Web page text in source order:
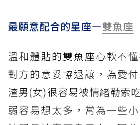
最願意配合的星座—雙魚座
溫和體貼的雙魚座心軟不
對方的意妥協退讓，為愛
渣男(女)很容易被情緒勒索
弱容易想太多，常為一些